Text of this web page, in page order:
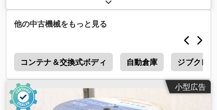
他の中古機械をもっと見る
コンテナ＆交換式ボディ 自動倉庫 ジブクレ
小型広告